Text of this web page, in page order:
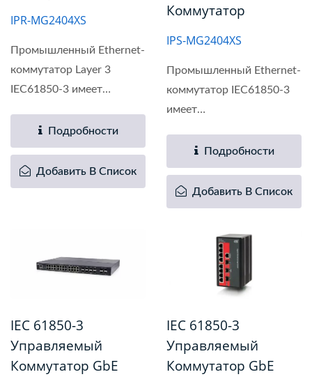
IPR-MG2404XS
Промышленный Ethernet-
коммутатор Layer 3
IEC61850-3 имеет
Подробности
Добавить В Список
Коммутатор
IPS-MG2404XS
Промышленный Ethernet-
коммутатор IEC61850-3
имеет
Подробности
Добавить В Список
IEC 61850-3
Управляемый
Коммутатор GbE
IEC 61850-3
Управляемый
Коммутатор GbE